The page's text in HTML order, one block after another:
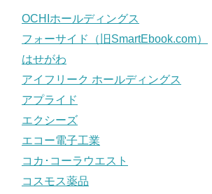
OCHIホールディングス
フォーサイド（旧SmartEbook.com）
はせがわ
アイフリーク ホールディングス
アプライド
エクシーズ
エコー電子工業
コカ･コーラウエスト
コスモス薬品